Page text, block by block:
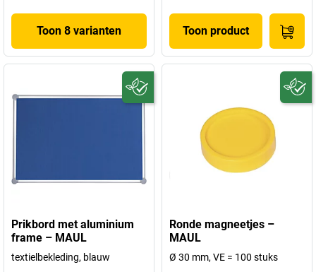
Toon 8 varianten Toon product
Prikbord met aluminium
frame – MAUL
textielbekleding, blauw
Ronde magneetjes –
MAUL
Ø 30 mm, VE = 100 stuks